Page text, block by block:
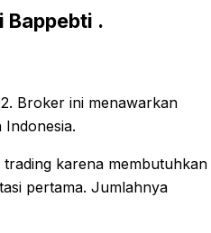
Bappebti .
Broker ini menawarkan
trading karena membutuhkan
pertama. Jumlahnya